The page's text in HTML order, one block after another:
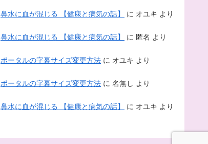
鼻水に血が混じる 【健康と病気の話】 に オユキ より
鼻水に血が混じる 【健康と病気の話】 に 匿名 より
ポータルの字幕サイズ変更方法 に オユキ より
ポータルの字幕サイズ変更方法 に 名無し より
鼻水に血が混じる 【健康と病気の話】 に オユキ より